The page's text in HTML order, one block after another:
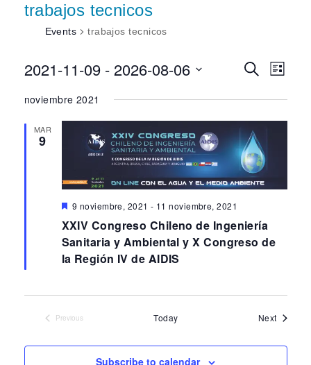
trabajos tecnicos
Events trabajos tecnicos
and
Search
List
2021-11-09 - 2026-08-06
date.
noviembre 2021
MAR
9
Featured
9 noviembre, 2021 - 11 noviembre, 2021
XXIV Congreso Chileno de Ingeniería
Sanitaria y Ambiental y X Congreso de
la Región IV de AIDIS
Previous
Today NextEvents
Subscribe to calendar